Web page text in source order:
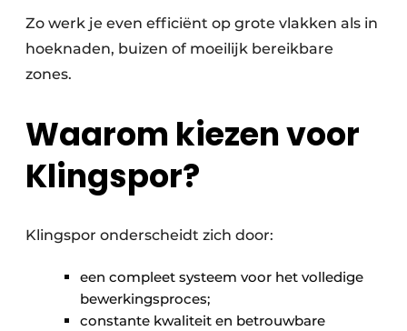
Zo werk je even efficiënt op grote vlakken als in
hoeknaden, buizen of moeilijk bereikbare
zones.
Waarom kiezen voor
Klingspor?
Klingspor onderscheidt zich door:
een compleet systeem voor het volledige
bewerkingsproces;
constante kwaliteit en betrouwbare